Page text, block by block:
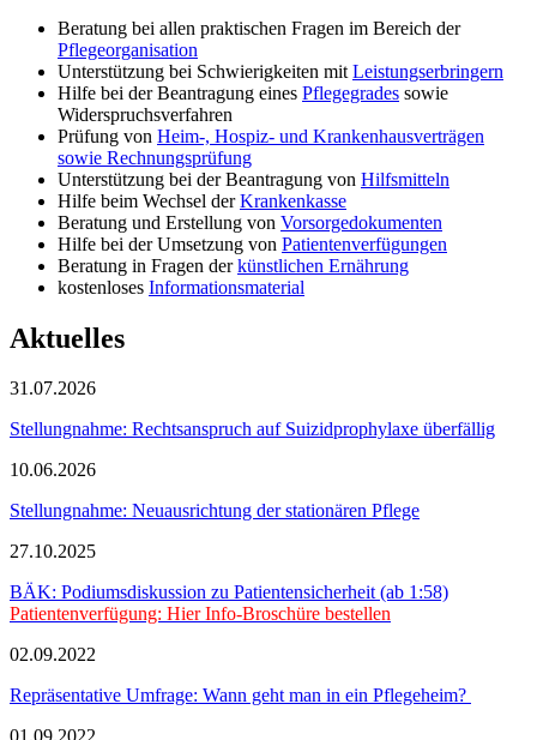
Beratung bei allen praktischen Fragen im Bereich der
Pflegeorganisation
Unterstützung bei Schwierigkeiten mit Leistungserbringern
Hilfe bei der Beantragung eines Pflegegrades sowie
Widerspruchsverfahren
Prüfung von Heim-, Hospiz- und Krankenhausverträgen
sowie Rechnungsprüfung
Unterstützung bei der Beantragung von Hilfsmitteln
Hilfe beim Wechsel derKrankenkasse
Beratung und Erstellung von Vorsorgedokumenten
Hilfe bei der Umsetzung von Patientenverfügungen
Beratung in Fragen derkünstlichen Ernährung
kostenloses Informationsmaterial
Aktuelles
31.07.2026
Stellungnahme: Rechtsanspruch auf Suizidprophylaxe überfällig
10.06.2026
Stellungnahme: Neuausrichtung der stationären Pflege
27.10.2025
BÄK: Podiumsdiskussion zu Patientensicherheit (ab 1:58)
Patientenverfügung: Hier Info-Broschüre bestellen
02.09.2022
Repräsentative Umfrage: Wann geht man in ein Pflegeheim?